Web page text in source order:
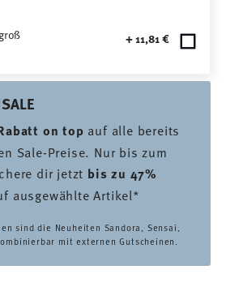
+ 11,81 €
on top auf alle bereits
Sale-Preise. Nur bis zum
dir jetzt bis zu 47%
ausgewählte Artikel*
sind die Neuheiten Sandora, Sensai,
mit externen Gutscheinen.